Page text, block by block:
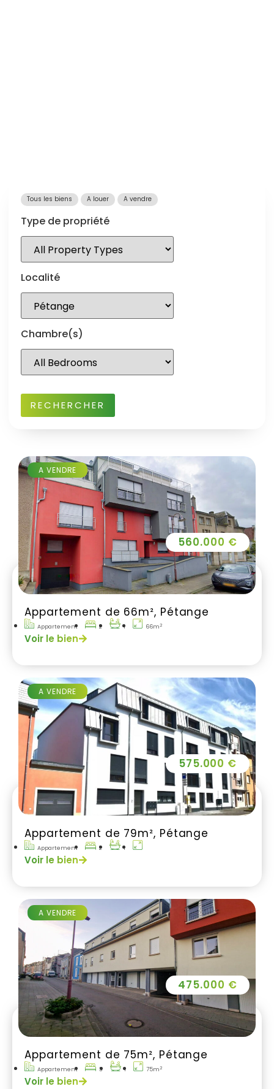
Tous les biens A louer A vendre
Type de propriété
Localité
Chambre(s)
Appartement de 66m², Pétange
Appartement 2 1 66m2
Voir le bien
A VENDRE
560.000 €
Appartement de 79m², Pétange
Appartement 2 1
Voir le bien
A VENDRE
575.000 €
Appartement de 75m², Pétange
Appartement 3 1 75m2
Voir le bien
A VENDRE
475.000 €